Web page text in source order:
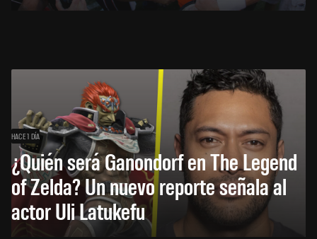
HACE 1 DÍA
¿Quién será Ganondorf en The Legend
of Zelda? Un nuevo reporte señala al
actor Uli Latukefu